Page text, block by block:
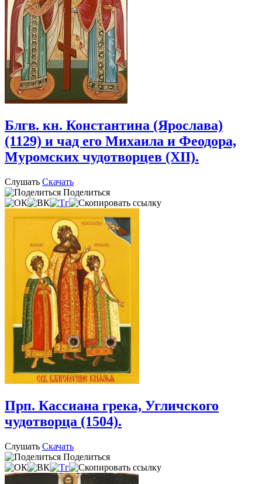
Блгв. кн. Константина (Ярослава)
(1129) и чад его Михаила и Феодора,
Муромских чудотворцев (XII).
Слушать Скачать
Поделиться
Прп. Кассиана грека, Угличского
чудотворца (1504).
Слушать Скачать
Поделиться